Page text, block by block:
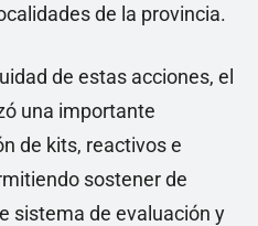
de la provincia.
de estas acciones, el
una importante
de kits, reactivos e
sostener de
sistema de evaluación y